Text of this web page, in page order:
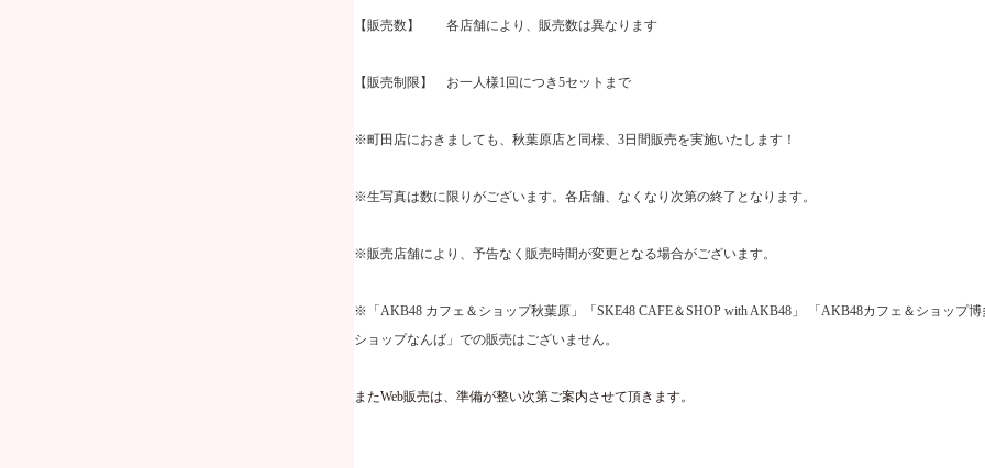
【販売数】 各店舗により、販売数は異なります
【販売制限】 お一人様1 回につき5セットまで
※町田店におきましても、秋葉原店と同様、 3日間販売を実施いたします！
※生写真は数に限りがございます。各店舗、なくなり次第の終了となります。
※販売店舗により、予告なく販売時間が変更となる場合がございます。
※「AKB48 カフェ＆ショップ秋葉原」「SKE48 CAFE＆SHOP with AKB48 」 「AKB48カフェ＆ショップ博
ショップなんば」での販売はございません。
またWeb販売は、準備が整い次第ご案内させて頂きます。